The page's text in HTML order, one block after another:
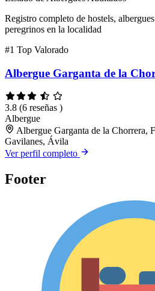
Registro completo de hostels,
peregrinos en la localidad
#1 Top Valorado
Albergue Garganta de la
3.8 (6 reseñas )
Albergue
Albergue Garganta de la Chorrera,
Gavilanes, Ávila
Ver perfil completo
Footer